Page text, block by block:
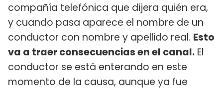
compañía telefónica que dijera quién era,
y cuando pasa aparece el nombre de un
conductor con nombre y apellido real. Esto
va a traer consecuencias en el canal. El
conductor se está enterando en este
momento de la causa, aunque ya fue